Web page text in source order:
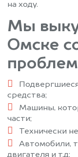
на ходу.
Мы
Омске
средства;
Машины,
части;
Технически
Автомобили,
двигателя и т.д;